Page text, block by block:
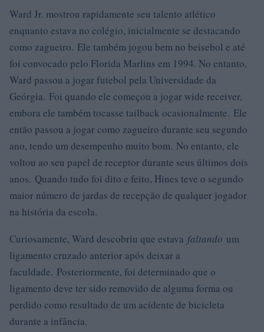
Ward Jr. mostrou rapidamente seu talento atlético
enquanto estava no colégio, inicialmente se destacando
como zagueiro. Ele também jogou bem no beisebol e até
foi convocado pelo Florida Marlins em 1994. No entanto,
Ward passou a jogar futebol pela Universidade da
Geórgia. Foi quando ele começou a jogar wide receiver,
embora ele também tocasse tailback ocasionalmente. Ele
então passou a jogar como zagueiro durante seu segundo
ano, tendo um desempenho muito bom. No entanto, ele
voltou ao seu papel de receptor durante seus últimos dois
anos. Quando tudo foi dito e feito, Hines teve o segundo
maior número de jardas de recepção de qualquer jogador
na história da escola.
Curiosamente, Ward descobriu que estava faltando um
ligamento cruzado anterior após deixar a
faculdade. Posteriormente, foi determinado que o
ligamento deve ter sido removido de alguma forma ou
perdido como resultado de um acidente de bicicleta
durante a infância.